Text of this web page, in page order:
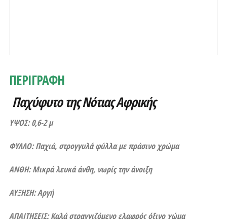
ΠΕΡΙΓΡΑΦΗ
Παχύφυτο της Νότιας Αφρικής
ΥΨΟΣ: 0,6-2 μ
ΦΥΛΛΟ: Παχιά, στρογγυλά φύλλα με πράσινο χρώμα
ΑΝΘΗ: Μικρά λευκά άνθη, νωρίς την άνοιξη
ΑΥΞΗΣΗ: Αργή
ΑΠΑΙΤΗΣΕΙΣ: Καλά στραγγιζόμενο ελαφρός όξινο χώμα